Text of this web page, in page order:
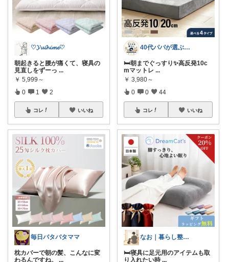
♡𝓨𝓾𝓲𝓱𝓲𝓶𝓮♡
朝起きると腰が痛くて、寝具の
見直しをずーっ ...
￥ 5,999～
0 1 2
コレ いいね
毎日バタバタママ
枕カバーで朝の髪、こんなに変
わるんですね。
...
40代パパが選ぶ 毎日がラクになる暮らし
🛏️朝までぐっすり✨高反発10c
mマットレ ...
￥ 3,980～
0 0 44
コレ いいね
なお｜暮らし整えROOM｜犬もいます🐕
🛏️寝具に足元用のアイテムも取
り入れたい時 ...